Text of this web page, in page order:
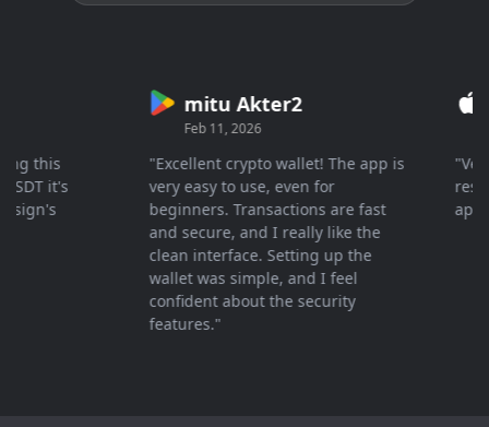
this
it's
mitu Akter2
Feb 11, 2026
"Excellent crypto wallet! The app is
very easy to use, even for
beginners. Transactions are fast
and secure, and I really like the
clean interface. Setting up the
wallet was simple, and I feel
confident about the security
features."
"Very